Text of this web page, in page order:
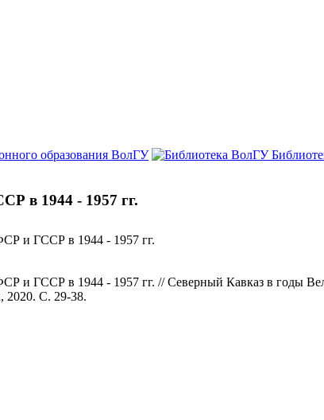
образования ВолГУ
в 1944 - 1957 гг.
и ГССР в 1944 - 1957 гг.
и ГССР в 1944 - 1957 гг. // Северный Кавказ в годы
2020. С. 29-38.